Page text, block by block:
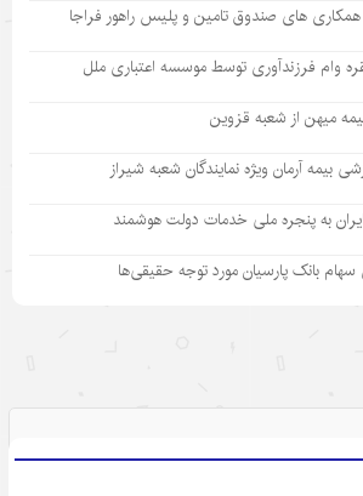
همکاری های صندوق تامین و پلیس راهور فراجا
میهن از شعبه قزوین
بیمه آرمان ویژه نمایندگان شعبه شیراز
به پنجره ملی خدمات دولت هوشمند
سهام بانک پارسیان مورد توجه حقیقی‌ها